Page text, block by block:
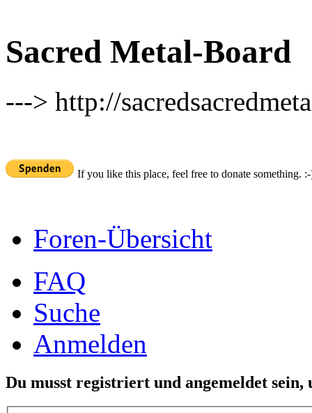
Sacred Metal-Board
---> http://
If you like this place, feel free to donate something.
Foren-Übersicht
FAQ
Suche
Anmelden
Du musst registriert und angemeldet